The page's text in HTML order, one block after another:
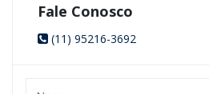
Fale Conosco
(11) 95216-3692